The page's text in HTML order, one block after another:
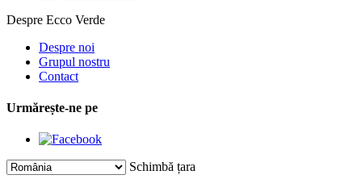
Despre Ecco Verde
Despre noi
Grupul nostru
Contact
Urmărește-ne pe
Schimbă țara